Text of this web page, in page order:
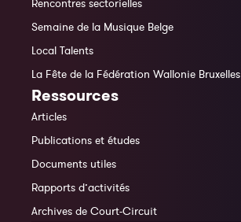
Rencontres sectorielles
Semaine de la Musique Belge
Local Talents
La Fête de la Fédération Wallonie Bruxelles
Ressources
Articles
Publications et études
Documents utiles
Rapports d’activités
Archives de Court-Circuit